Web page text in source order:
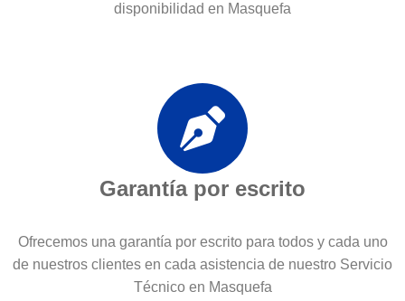
disponibilidad en Masquefa
Garantía por escrito
Ofrecemos una garantía por escrito para todos y cada uno
de nuestros clientes en cada asistencia de nuestro Servicio
Técnico en Masquefa